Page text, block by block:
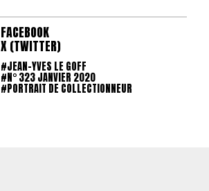
FACEBOOK
X (TWITTER)
#JEAN-YVES LE GOFF
#N° 323 JANVIER 2020
#PORTRAIT DE COLLECTIONNEUR